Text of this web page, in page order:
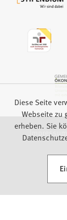
Impressum
Diese Seite
Webseite zu
erheben. Sie
(Öffnet in einem